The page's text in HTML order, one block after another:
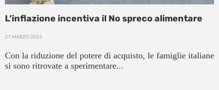
L’inflazione incentiva il No spreco alimentare
27 MARZO 2023
Con la riduzione del potere di acquisto, le famiglie italiane
si sono ritrovate a sperimentare...